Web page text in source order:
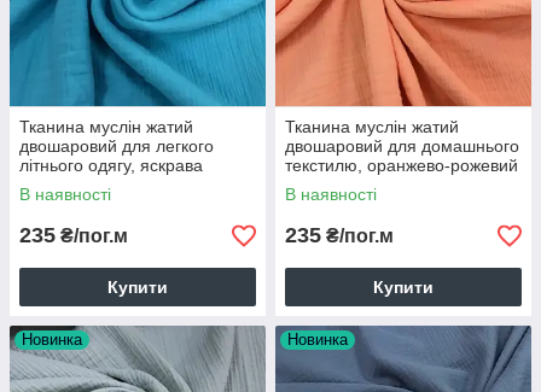
Тканина муслін жатий
двошаровий для легкого
літнього одягу, яскрава
бірюза (шир. 1,30м) (MS-JAT-
2-0012)
В наявності
235 ₴/пог.м
Купити
Тканина муслін жатий
двошаровий для домашнього
текстилю, оранжево-рожевий
(шир.1,30м) (MS-JAT-2-0024)
В наявності
235 ₴/пог.м
Купити
Новинка Новинка